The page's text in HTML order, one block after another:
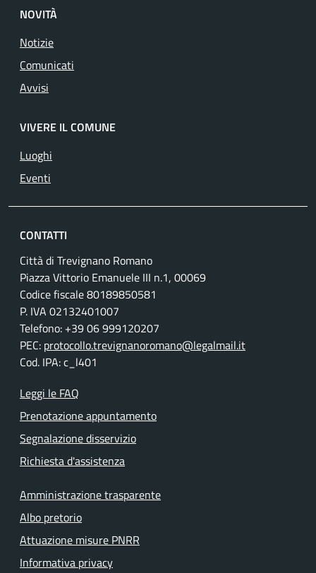
NOVITÀ
Notizie
Comunicati
Avvisi
VIVERE IL COMUNE
Luoghi
Eventi
CONTATTI
Città di Trevignano Romano
Piazza Vittorio Emanuele III n.1, 00069
Codice fiscale 80189850581
P. IVA 02132401007
Telefono: +39 06 999120207
PEC: protocollo.trevignanoromano@legalmail.it
Cod. IPA: c_l401
Leggi le FAQ
Prenotazione appuntamento
Segnalazione disservizio
Richiesta d'assistenza
Amministrazione trasparente
Albo pretorio
Attuazione misure PNRR
Informativa privacy